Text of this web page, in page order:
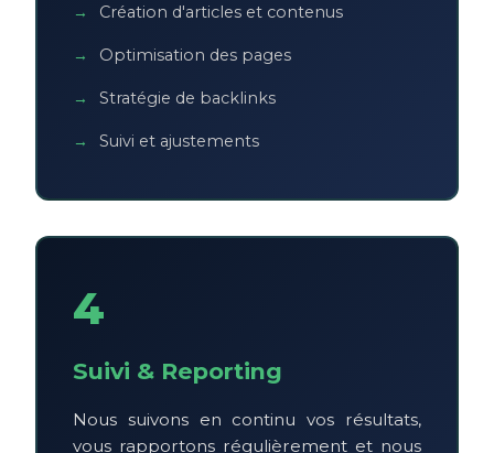
Création d'articles et contenus
Optimisation des pages
Stratégie de backlinks
Suivi et ajustements
4
Suivi & Reporting
Nous suivons en continu vos résultats,
vous rapportons régulièrement et nous